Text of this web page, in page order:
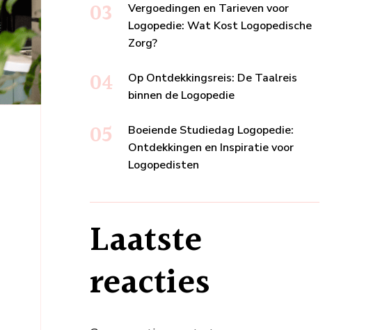
Vergoedingen en Tarieven voor
Logopedie: Wat Kost Logopedische
Zorg?
Op Ontdekkingsreis: De Taalreis
binnen de Logopedie
Boeiende Studiedag Logopedie:
Ontdekkingen en Inspiratie voor
Logopedisten
Laatste
reacties